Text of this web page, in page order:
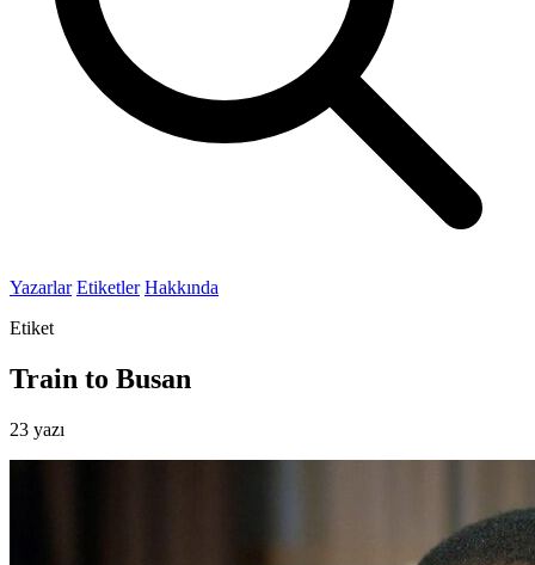
Yazarlar Etiketler Hakkında
Etiket
Train to Busan
23 yazı